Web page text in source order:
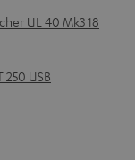
UL 40 Mk3 18
USB